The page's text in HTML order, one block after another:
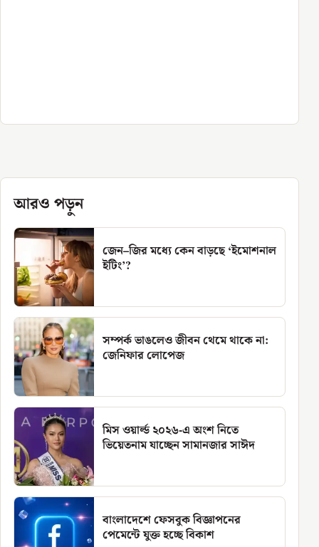
আরও পড়ুন
জেন–জির মধ্যে কেন বাড়ছে ‘ইমোশনাল
ইটিং’?
সম্পর্ক ভাঙলেও জীবন থেমে থাকে না:
জেনিফার লোপেজ
মিস ওয়ার্ল্ড ২০২৬-এ অংশ নিতে
ভিয়েতনাম যাচ্ছেন সামানজার সাঈদ
বাংলাদেশে ফেসবুক বিজ্ঞাপনের
পেমেন্টে যুক্ত হচ্ছে বিকাশ